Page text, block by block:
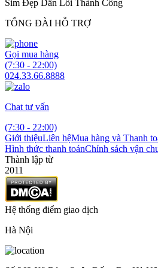
Sim Đẹp Dẫn Lối Thành Công
TỔNG ĐÀI HỖ TRỢ
Gọi mua hàng
(7:30 - 22:00)
024.33.66.8888
Chat tư vấn
(7:30 - 22:00)
Giới thiệuLiên hệMua hàng và Thanh
Hình thức thanh toánChính sách vận
Thành lập từ
2011
Hệ thống điểm giao dịch
Hà Nội